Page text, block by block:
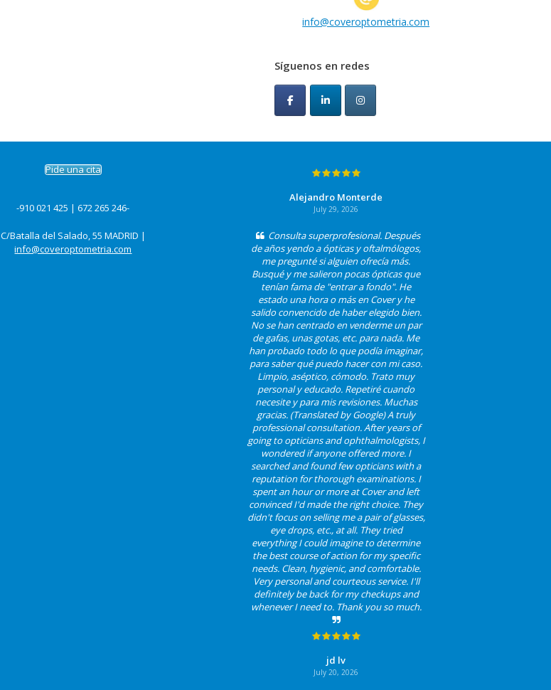
info@coveroptometria.com
Síguenos en redes
Pide una cita
-910 021 425 | 672 265 246-
C/Batalla del Salado, 55 MADRID |
info@coveroptometria.com
Alejandro Monterde
July 29, 2026
Consulta superprofesional. Después
de años yendo a ópticas y oftalmólogos,
me pregunté si alguien ofrecía más.
Busqué y me salieron pocas ópticas que
tenían fama de "entrar a fondo". He
estado una hora o más en Cover y he
salido convencido de haber elegido bien.
No se han centrado en venderme un par
de gafas, unas gotas, etc. para nada. Me
han probado todo lo que podía imaginar,
para saber qué puedo hacer con mi caso.
Limpio, aséptico, cómodo. Trato muy
personal y educado. Repetiré cuando
necesite y para mis revisiones. Muchas
gracias. (Translated by Google) A truly
professional consultation. After years of
going to opticians and ophthalmologists, I
wondered if anyone offered more. I
searched and found few opticians with a
reputation for thorough examinations. I
spent an hour or more at Cover and left
convinced I'd made the right choice. They
didn't focus on selling me a pair of glasses,
eye drops, etc., at all. They tried
everything I could imagine to determine
the best course of action for my specific
needs. Clean, hygienic, and comfortable.
Very personal and courteous service. I'll
definitely be back for my checkups and
whenever I need to. Thank you so much.
jd lv
July 20, 2026